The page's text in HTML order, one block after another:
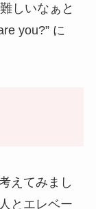
しいなぁと
you?” に
えてみまし
とエレベー